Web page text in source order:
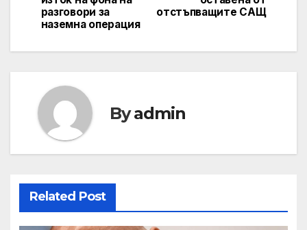
отстъпващите САЩ
разговори за
наземна операция
Byadmin
Related Post